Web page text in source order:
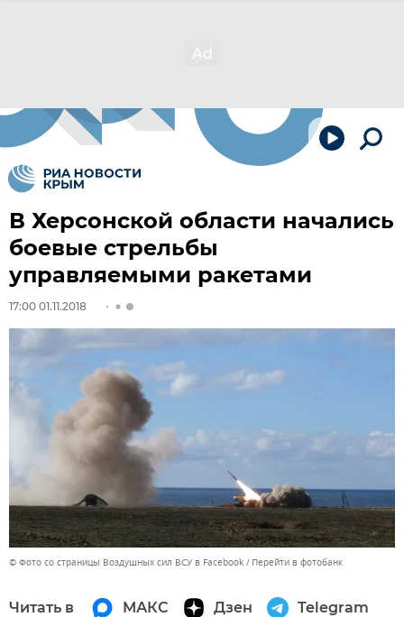
В Херсонской области начались
боевые стрельбы
управляемыми ракетами
17:00 01.11.2018
© Фото со страницы Воздушных сил ВСУ в Facebook Перейти в фотобанк
Читать в МАКС Дзен Telegram